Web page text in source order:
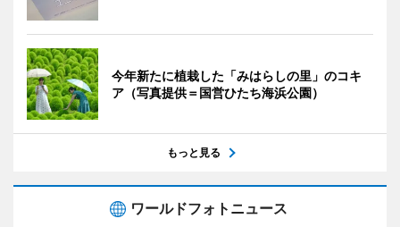
今年新たに植栽した「みはらしの里」のコキ
ア（写真提供＝国営ひたち海浜公園）
もっと見る
ワールドフォトニュース